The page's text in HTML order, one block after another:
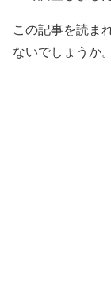
この記事を読ま
ないでしょうか。